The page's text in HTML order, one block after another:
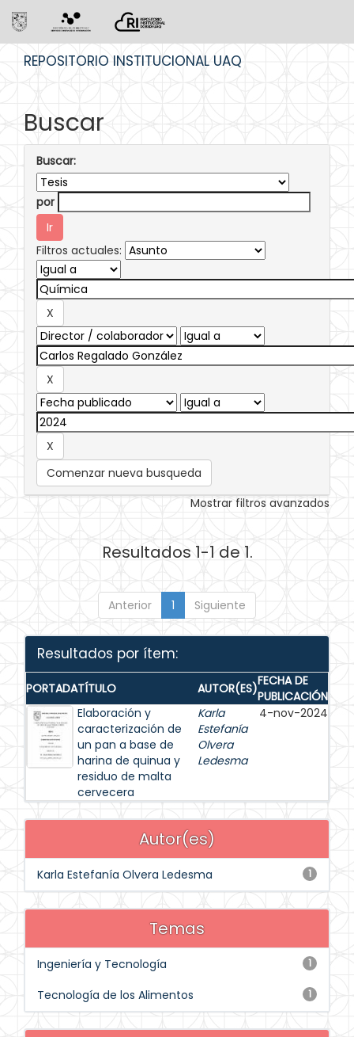
REPOSITORIO INSTITUCIONAL UAQ
Buscar
Buscar:
por
Filtros actuales:
Comenzar nueva busqueda
Mostrar filtros avanzados
Resultados 1-1 de 1.
Anterior 1 Siguiente
Resultados por ítem:
PORTADATÍTULO AUTOR(ES)FECHA DE
PUBLICACIÓN
Elaboración y
caracterización de
un pan a base de
harina de quinua y
residuo de malta
cervecera
Karla
Estefanía
Olvera
Ledesma
4-nov-2024
Autor(es)
1
Karla Estefanía Olvera Ledesma
Temas
1
Ingeniería y Tecnología
1
Tecnología de los Alimentos